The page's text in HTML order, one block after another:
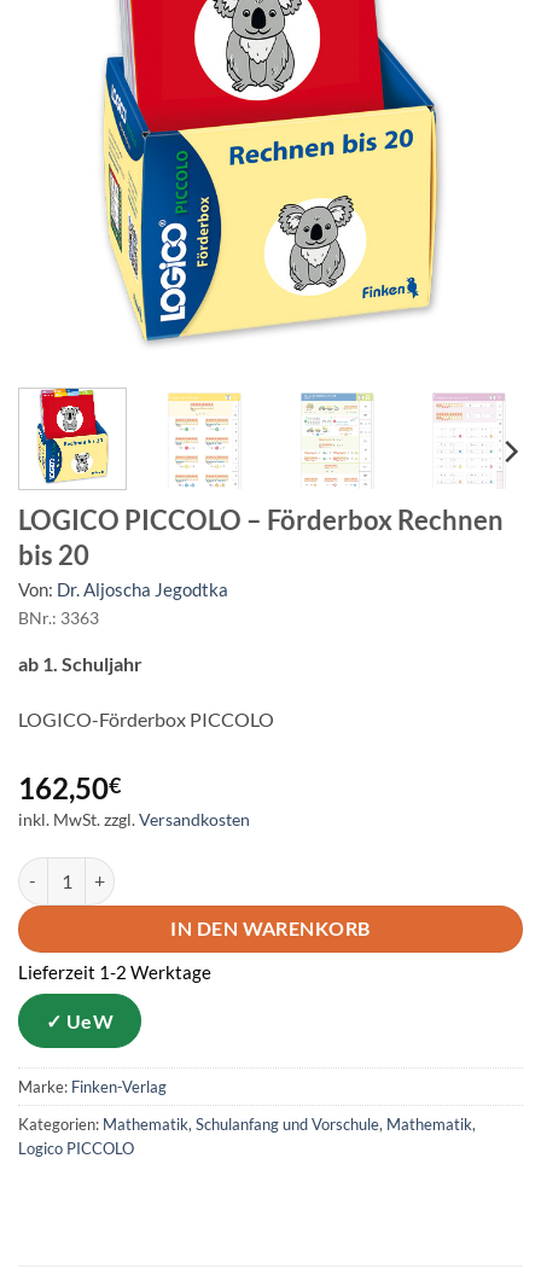
LOGICO PICCOLO – Förderbox Rechnen
bis 20
Von: Dr. Aljoscha Jegodtka
BNr.: 3363
162,50€
inkl. MwSt.zzgl.Versandkosten
ab 1. Schuljahr
LOGICO-Förderbox PICCOLO
LOGICO PICCOLO - Förderbox Rechnen bis 20 Menge
IN DEN WARENKORB
Lieferzeit 1-2 Werktage
Kategorien: Mathematik, Schulanfang und Vorschule, Mathematik,
Logico PICCOLO
Marke: Finken-Verlag